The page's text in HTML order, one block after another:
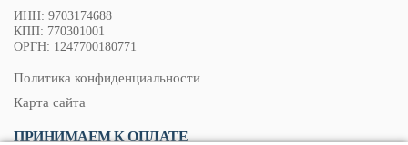
ИНН: 9703174688
КПП: 770301001
ОРГН: 1247700180771
Политика конфиденциальности
Карта сайта
ПРИНИМАЕМ К ОПЛАТЕ